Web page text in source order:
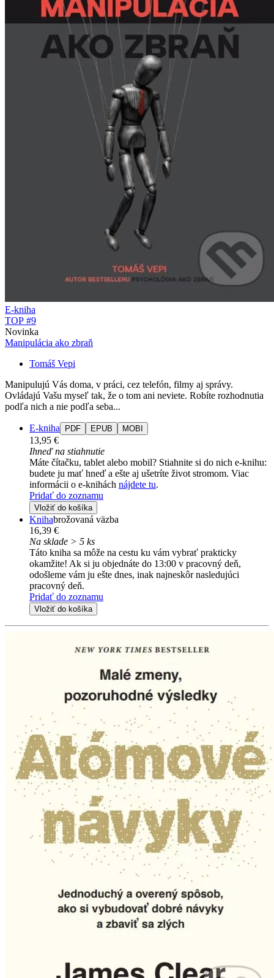
E-kniha
TOP #9
Novinka
Manipulácia ako zbraň
Tomáš Vepi
Manipulujú Vás doma, v práci, cez telefón, filmy aj správy.
Ovládajú Vašu myseľ tak, že o tom ani neviete. Robíte rozhodnutia
podľa nich a nie podľa seba...
E-kniha PDF EPUB MOBI
13,95 €
Ihneď na stiahnutie
Máte čítačku, tablet alebo mobil? Stiahnite si do nich e-knihu:
budete ju mať hneď a ešte aj ušetríte život stromom. Viac
informácii o e-knihách nájdete tu.
Pridať do zoznamu
Vložiť do košíka
Knihabrožovaná väzba
16,39 €
Na sklade > 5 ks
Táto kniha sa môže na cestu ku vám vybrať prakticky
okamžite! Ak si ju objednáte do 13:00 v pracovný deň,
odošleme vám ju ešte dnes, inak najneskôr nasledujúci
pracovný deň.
Pridať do zoznamu
Vložiť do košíka